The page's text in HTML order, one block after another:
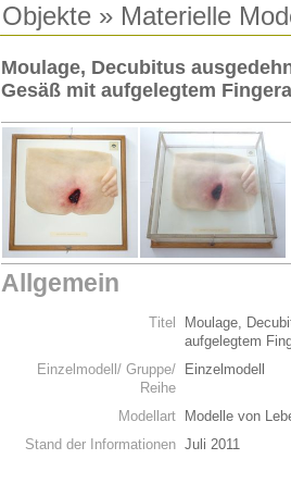
Objekte » Materielle
Moulage, Decubitus
Gesäß mit aufgelegtem
Allgemein
Titel
Moulage,
aufgelegtem
Einzelmodell/ Gruppe/
Reihe
Einzelmodell
Modellart
Modelle von
Stand der Informationen Juli 2011